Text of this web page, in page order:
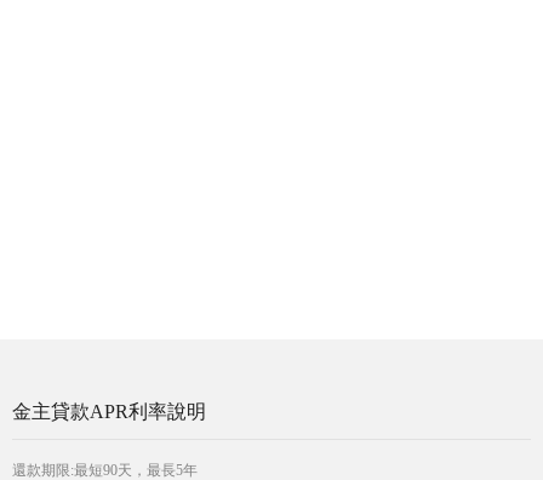
金主貸款APR利率說明
還款期限:最短90天，最長5年